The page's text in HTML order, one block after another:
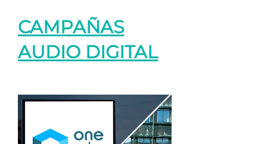
CAMPAÑAS
AUDIO DIGITAL